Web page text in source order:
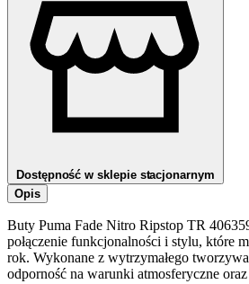
Dostępność w sklepie stacjonarnym
Opis
Buty Puma Fade Nitro Ripstop TR
połączenie funkcjonalności i stylu, które
rok. Wykonane z wytrzymałego
odporność na warunki atmosferyczne